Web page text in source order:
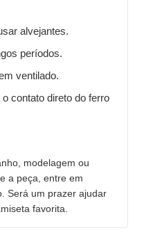
alvejantes.
períodos.
ventilado.
contato direto do ferro
modelagem ou
a peça, entre em
Será um prazer ajudar
favorita.